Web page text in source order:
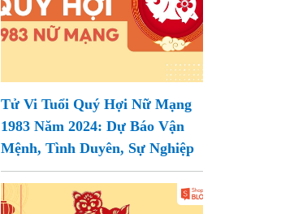
Tử Vi Tuổi Quý Hợi Nữ Mạng
1983 Năm 2024: Dự Báo Vận
Mệnh, Tình Duyên, Sự Nghiệp